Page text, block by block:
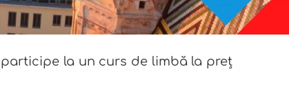
la un curs de limbă la preț